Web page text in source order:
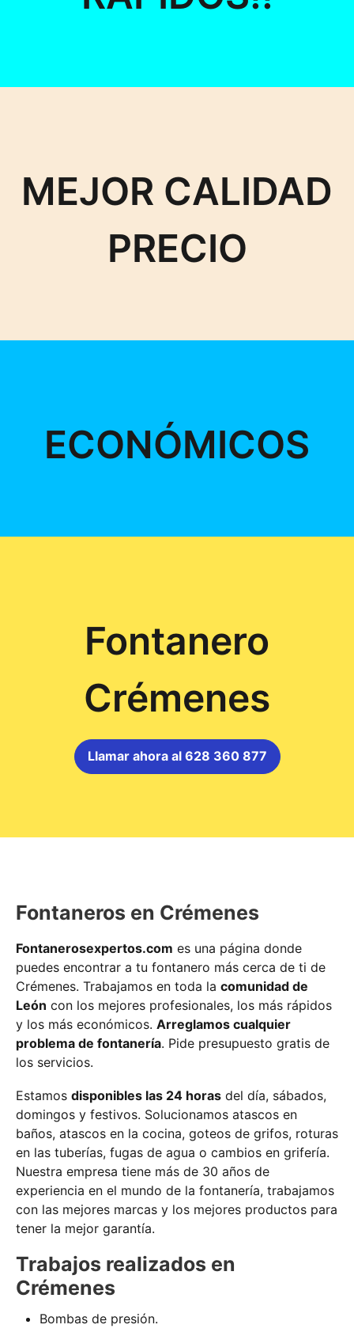
MEJOR CALIDAD
PRECIO
ECONÓMICOS
Fontanero
Crémenes
Llamar ahora al 628 360 877
Fontaneros en Crémenes
Fontanerosexpertos.com es una página donde
puedes encontrar a tu fontanero más cerca de ti de
Crémenes. Trabajamos en toda la comunidad de
León con los mejores profesionales, los más rápidos
y los más económicos. Arreglamos cualquier
problema de fontanería. Pide presupuesto gratis de
los servicios.
Estamos disponibles las 24 horas del día, sábados,
domingos y festivos. Solucionamos atascos en
baños, atascos en la cocina, goteos de grifos, roturas
en las tuberías, fugas de agua o cambios en grifería.
Nuestra empresa tiene más de 30 años de
experiencia en el mundo de la fontanería, trabajamos
con las mejores marcas y los mejores productos para
tener la mejor garantía.
Trabajos realizados en
Crémenes
Bombas de presión.